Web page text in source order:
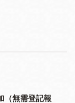
（無需登記報